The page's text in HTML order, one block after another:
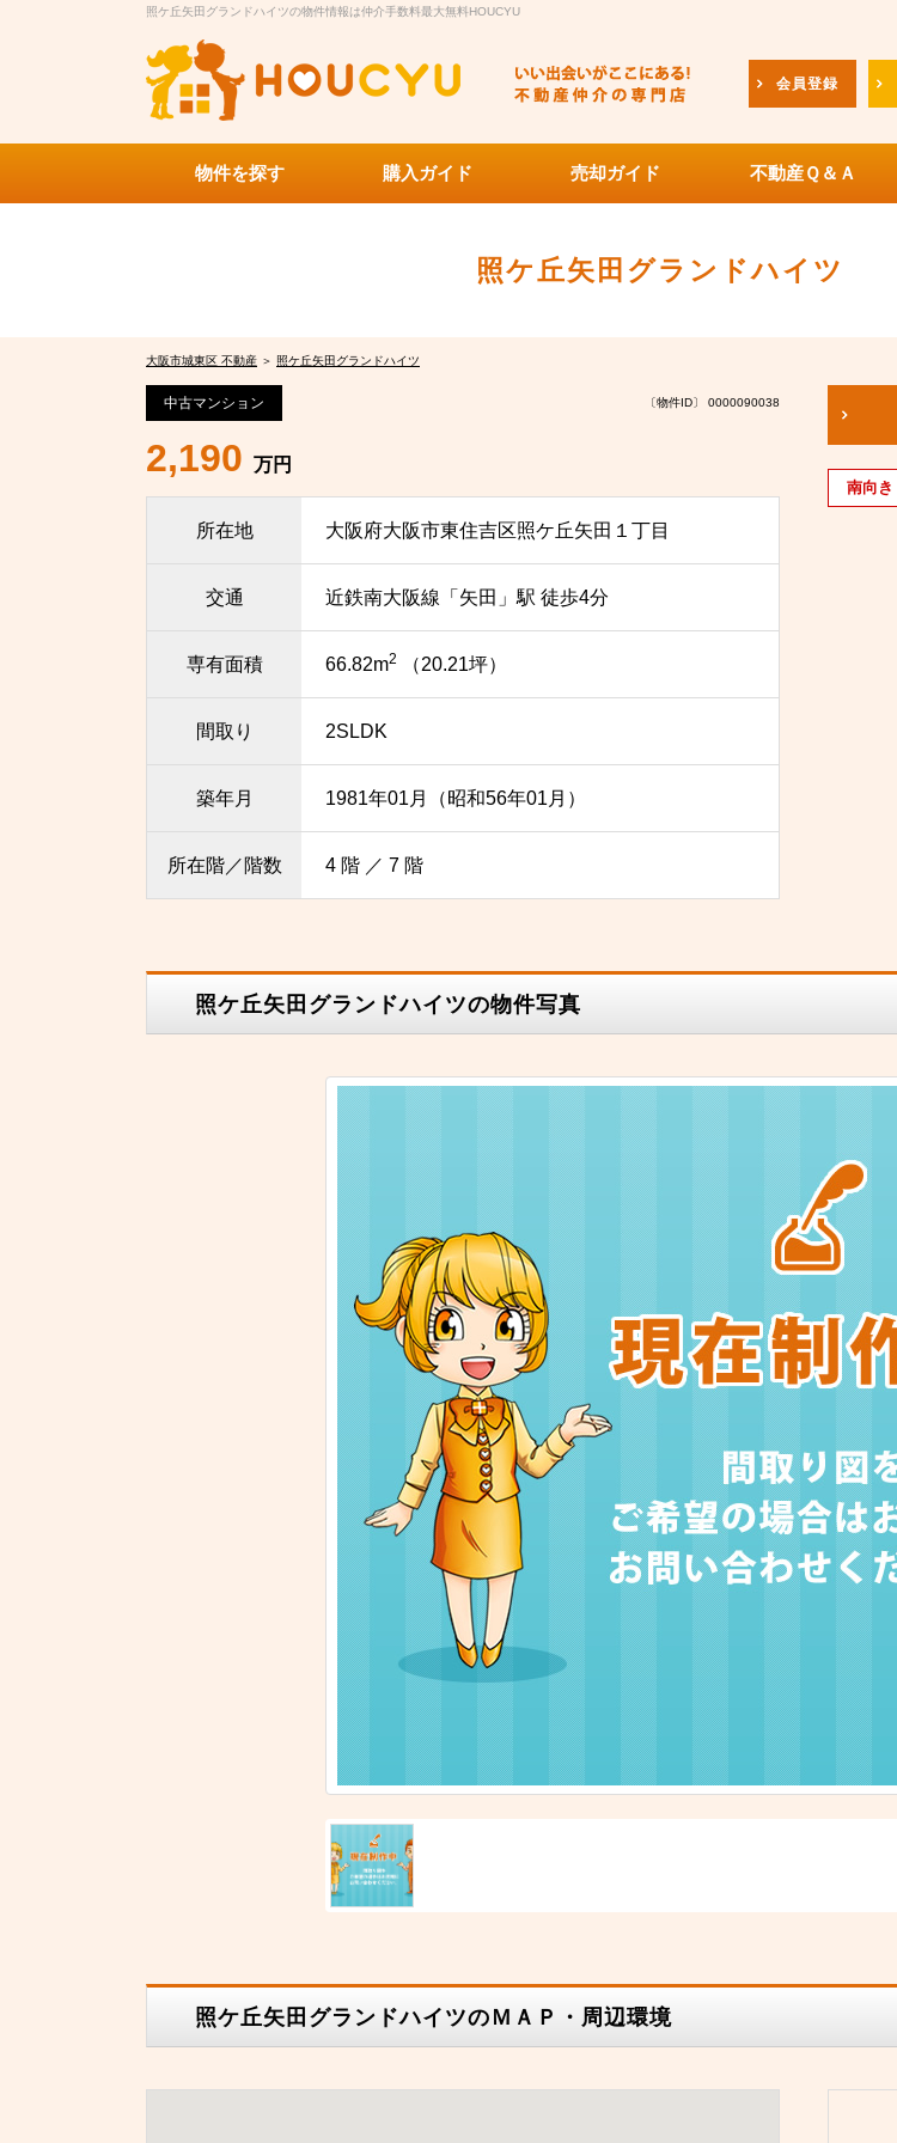
照ケ丘矢田グランドハイツの物件情報は仲介手数料最大無料HOUCYU
会員登録
物件を探す 購入ガイド 売却ガイド 不動産Ｑ＆Ａ
照ケ丘矢田グランドハイツ
大阪市城東区 不動産 ＞ 照ケ丘矢田グランドハイツ
〔物件ID〕 0000090038
中古マンション
2,190 万円
所在地 大阪府大阪市東住吉区照ケ丘矢田１丁目
交通 近鉄南大阪線「矢田」駅 徒歩4分
専有面積 66.82m2 （20.21坪）
間取り 2SLDK
築年月 1981年01月（昭和56年01月）
所在階／階数 4 階 ／ 7 階
南向き
照ケ丘矢田グランドハイツの物件写真
照ケ丘矢田グランドハイツのＭＡＰ・周辺環境